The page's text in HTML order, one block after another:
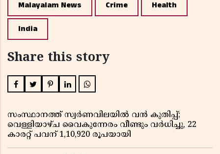
Malayalam News Crime Health
India
Share this story
സംസ്ഥാനത്ത് സ്വർണവിലയിൽ വൻ കുതിപ്പ്;
വെള്ളിയാഴ്ച വൈകുന്നേരം വീണ്ടും വർധിച്ചു, 22
കാരറ്റ് പവന് 1,10,920 രൂപയായി